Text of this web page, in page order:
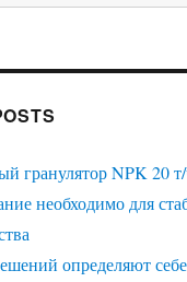
гранулятор NPK 20
необходимо для
определяют